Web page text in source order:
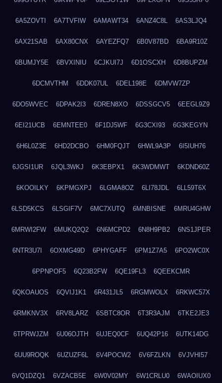
6A5ZOVTI 6A7TVFIW 6AMAWT34 6ANZ4C8L 6AS3LJQ4
6AX21SAB 6AX80CNX 6AYEZFQ7 6B0V87BD 6BA9R10Z
6BUMJY5E 6BVXINIU 6CJKUI7J 6D1OSCXH 6D8BUPZM
6DCMVTHM 6DDK07UL 6DEL198E 6DMVW7ZP
6DO5WVEC 6DPAK2I3 6DREN8XO 6DSSGCV5 6EEGL9Z9
6EI21UCB 6EMNTEE0 6F1DJ5WF 6G3CXI93 6G3KEGYN
6H6L0Z3E 6HD2DCBO 6HM0FQJT 6HWL9A3P 6I5IUH76
6JGSI1UR 6JQL3WKJ 6K3EBPX1 6K3WDMWT 6KDND60Z
6KOOILKY 6KPMGXPJ 6LGMA8OZ 6LI78JDL 6LL59T6X
6LSD5KCS 6LSGIF7V 6MC7XUTQ 6MNBISNE 6MRU4GHW
6MRWI2FW 6MUKQ2Q2 6N6MCPD2 6N8H9PB2 6NS1JPER
6NTR3U7I 6OXMG49D 6PHYGAFF 6PM1Z7A5 6PO2WC0X
6PPNPOF5 6Q23B2FW 6QE19FL3 6QEEKCMR
6QKOAUOS 6QVIJ1K1 6R431JL5 6RGMWOLX 6RKWC57X
6RMKNV3X 6RV8LARZ 6SBTC8OR 6T3R3AJM 6TKE2JE3
6TPRWJZM 6U06OJTH 6UJEQ0CF 6UQ42P16 6UTK14DG
6UU9ROQK 6UZUZF6L 6V4POCW2 6V6FZLKN 6VJVHI57
6VQ1DZQ1 6VZACB5E 6W0V02MY 6W1CRLU0 6WAOIUX0